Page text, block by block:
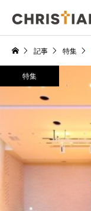
記事 特集
特集